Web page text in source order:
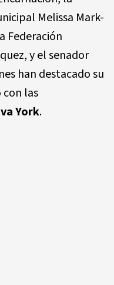
Melissa Mark-
Federación
y el senador
han destacado su
las
York.